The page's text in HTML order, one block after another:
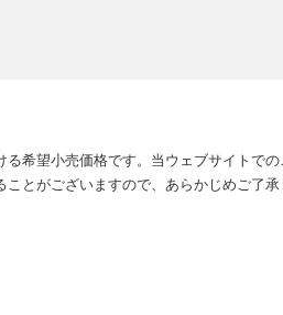
希望小売価格です。当ウェブサイトで
とがございますので、あらかじめご了承